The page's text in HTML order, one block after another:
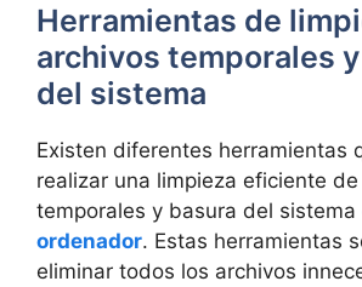
Herramientas de
archivos ‍temporales
del sistema
Existen ⁢diferentes herramientas
realizar una limpieza eficiente
temporales y basura del sistema
ordenador. ‌Estas herramientas
eliminar ⁣todos los archivos‍